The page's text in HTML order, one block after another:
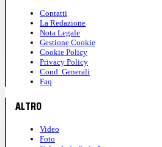
Contatti
La Redazione
Nota Legale
Gestione Cookie
Cookie Policy
Privacy Policy
Cond. Generali
Faq
ALTRO
Video
Foto